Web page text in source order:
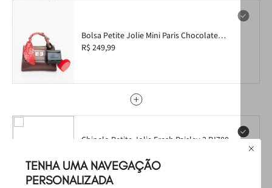
TENHA UMA NAVEGAÇÃO
PERSONALIZADA
Bolsa Petite Jolie Mini Paris Chocolate
PJ11422
R$ 249,99
Chinelo Petite Jolie Fresh Paisley 3 PJ7803
R$ 39,99
Tamanho:
Selecione aqui